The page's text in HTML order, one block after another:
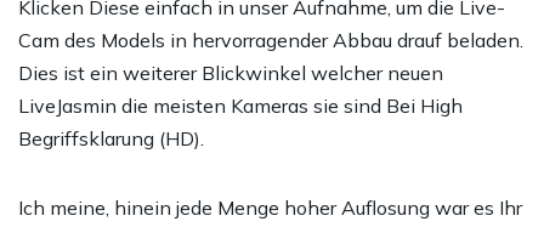
Klicken Diese einfach in unser Aufnahme, um die Live-
Cam des Models in hervorragender Abbau drauf beladen.
Dies ist ein weiterer Blickwinkel welcher neuen
LiveJasmin die meisten Kameras sie sind Bei High
Begriffsklarung (HD).
Ich meine, hinein jede Menge hoher Auflosung war es Ihr